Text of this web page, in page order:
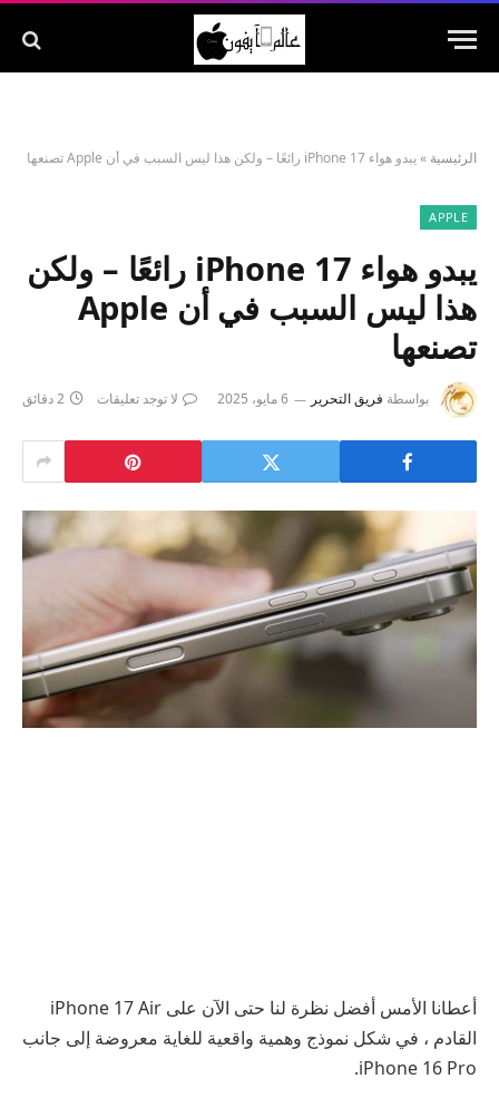
الرئيسية »يبدو هواء iPhone 17 رائعًا – ولكن هذا ليس السبب في أن Apple تصنعها
APPLE
يبدو هواء iPhone 17 رائعًا – ولكن
هذا ليس السبب في أن Apple
تصنعها
بواسطة فريق التحرير 6 مايو، 2025 لا توجد تعليقات 2 دقائق
أعطانا الأمس أفضل نظرة لنا حتى الآن على iPhone 17 Air
القادم ، في شكل نموذج وهمية واقعية للغاية معروضة إلى جانب
iPhone 16 Pro.